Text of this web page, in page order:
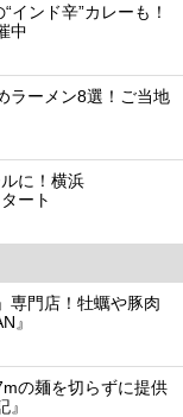
ンド辛”カレーも！
中
ラーメン8選！ご当地
に！横浜
ート
専門店！牡蠣や豚肉
』
の麺を切らずに提供